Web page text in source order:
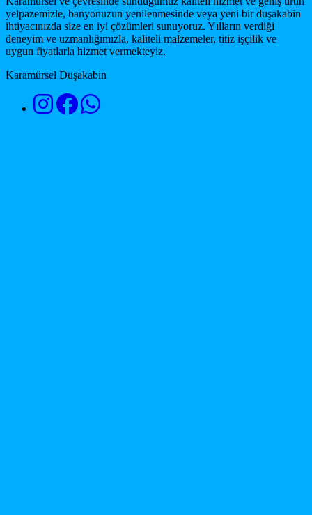
yelpazemizle, banyonuzun yenilenmesinde veya yeni bir duşakabin
ihtiyacınızda size en iyi çözümleri sunuyoruz. Yılların verdiği
deneyim ve uzmanlığımızla, kaliteli malzemeler, titiz işçilik ve
uygun fiyatlarla hizmet vermekteyiz.
Karamürsel Duşakabin